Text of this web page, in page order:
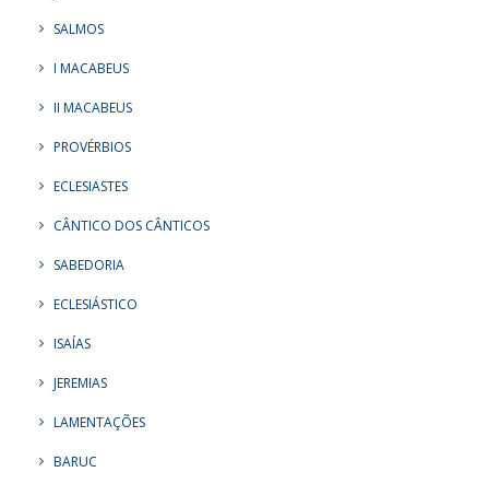
SALMOS
I MACABEUS
II MACABEUS
PROVÉRBIOS
ECLESIASTES
CÂNTICO DOS CÂNTICOS
SABEDORIA
ECLESIÁSTICO
ISAÍAS
JEREMIAS
LAMENTAÇÕES
BARUC